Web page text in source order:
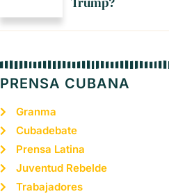
PRENSA CUBANA
Granma
Cubadebate
Prensa Latina
Juventud Rebelde
Trabajadores